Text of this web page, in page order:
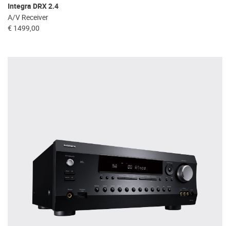
Integra DRX 2.4
A/V Receiver
€ 1499,00